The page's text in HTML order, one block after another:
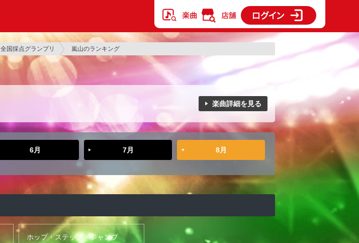
全国採点グランプリ 嵐山のランキング
楽曲詳細を見る
6月 7月 8月
ホップ・ステップ・ジャンプ